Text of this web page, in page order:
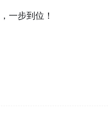
，一步到位！